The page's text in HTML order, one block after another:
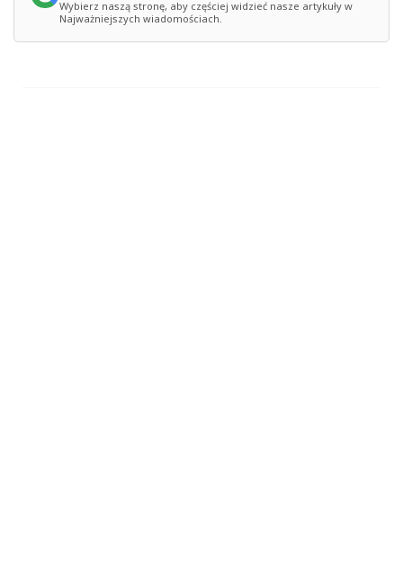
Wybierz naszą stronę, aby częściej widzieć nasze artykuły w
Najważniejszych wiadomościach.